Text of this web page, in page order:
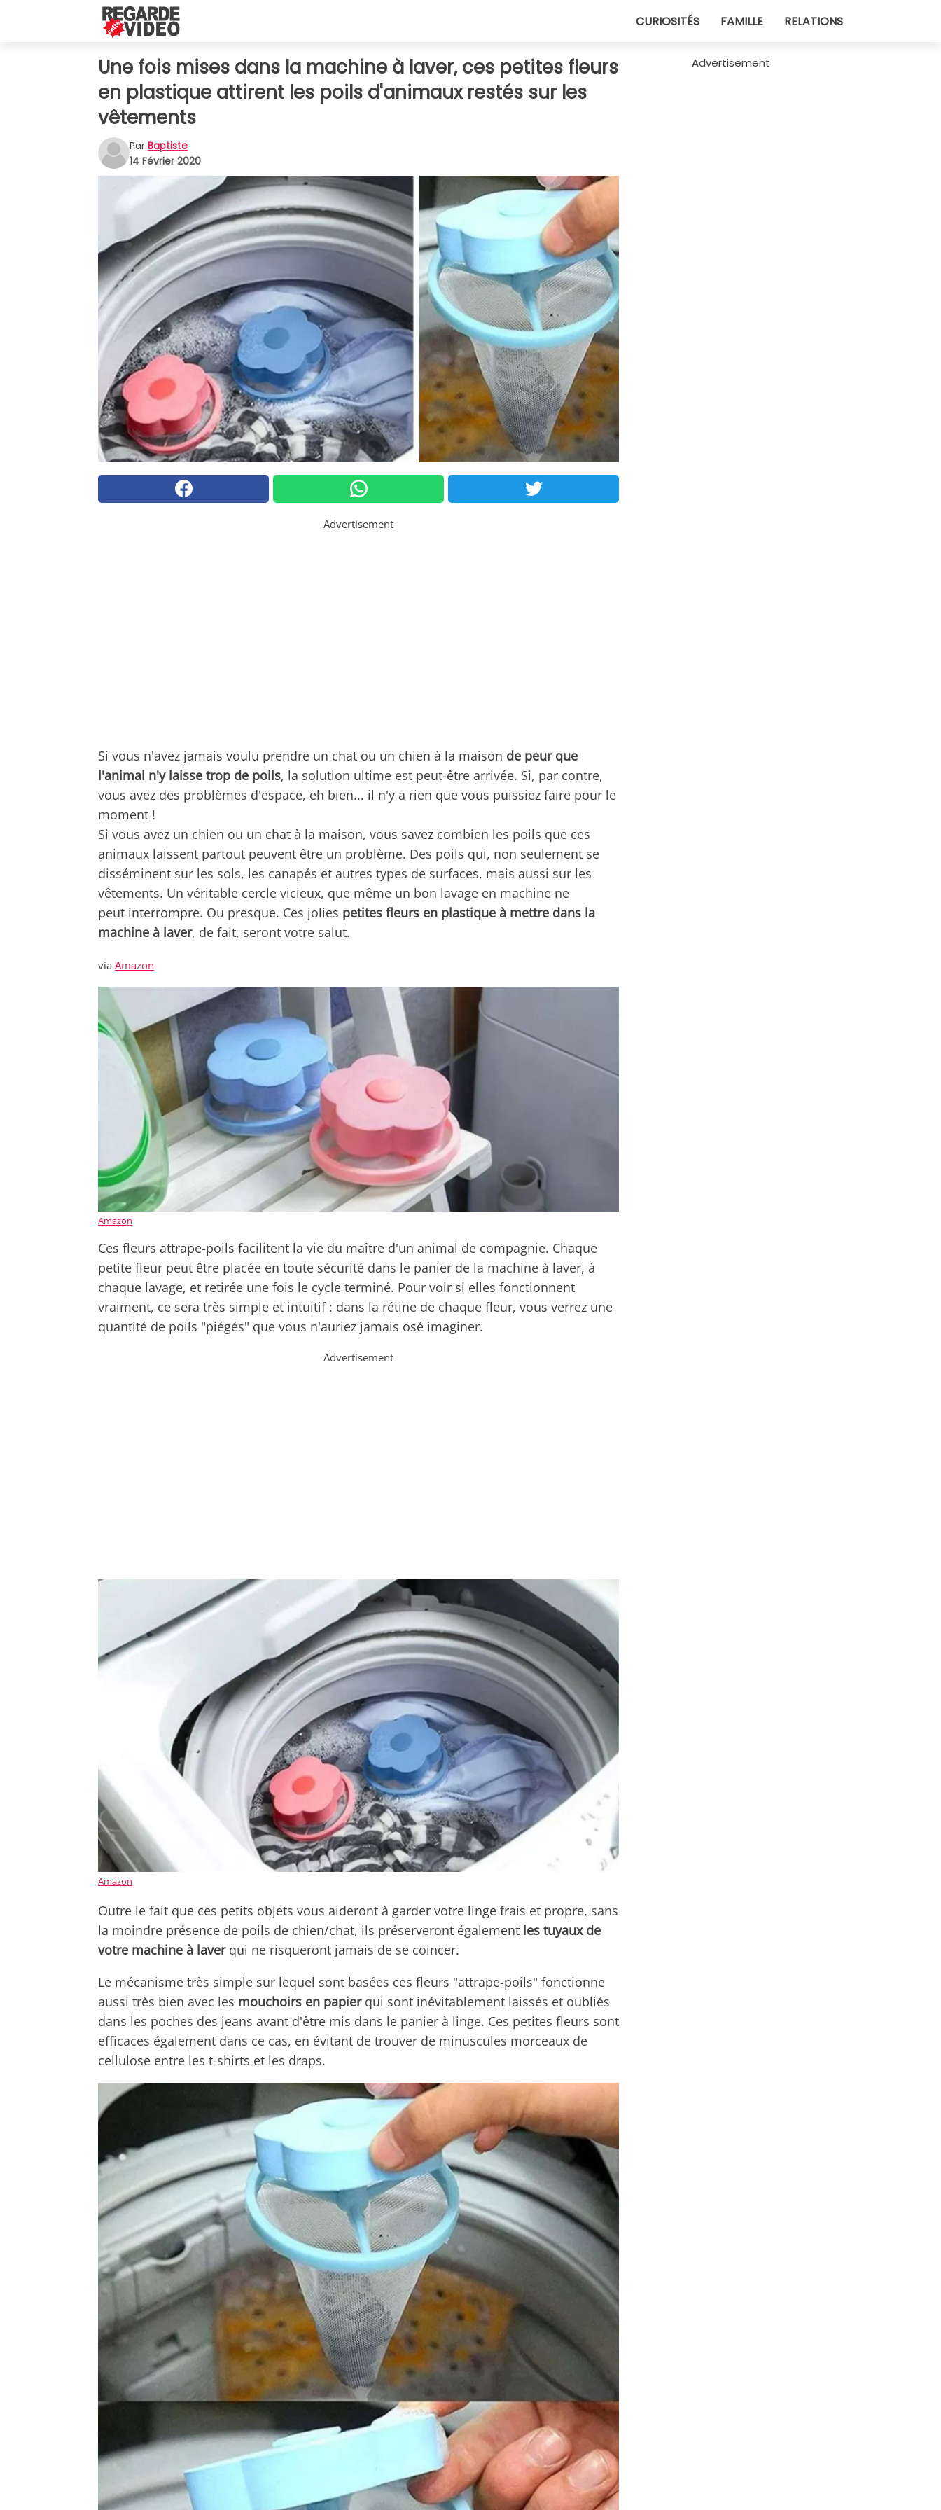
CURIOSITÉS FAMILLE RELATIONS
Une fois mises dans la machine à laver, ces petites fleurs
en plastique attirent les poils d'animaux restés sur les
vêtements
Par Baptiste
14 Février 2020
Advertisement
Si vous n'avez jamais voulu prendre un chat ou un chien à la maison de peur que
l'animal n'y laisse trop de poils, la solution ultime est peut-être arrivée. Si, par contre,
vous avez des problèmes d'espace, eh bien... il n'y a rien que vous puissiez faire pour le
moment !
Si vous avez un chien ou un chat à la maison, vous savez combien les poils que ces
animaux laissent partout peuvent être un problème. Des poils qui, non seulement se
disséminent sur les sols, les canapés et autres types de surfaces, mais aussi sur les
vêtements. Un véritable cercle vicieux, que même un bon lavage en machine ne
peut interrompre. Ou presque. Ces jolies petites fleurs en plastique à mettre dans la
machine à laver, de fait, seront votre salut.
via Amazon
Amazon
Ces fleurs attrape-poils facilitent la vie du maître d'un animal de compagnie. Chaque
petite fleur peut être placée en toute sécurité dans le panier de la machine à laver, à
chaque lavage, et retirée une fois le cycle terminé. Pour voir si elles fonctionnent
vraiment, ce sera très simple et intuitif : dans la rétine de chaque fleur, vous verrez une
quantité de poils "piégés" que vous n'auriez jamais osé imaginer.
Advertisement
Amazon
Outre le fait que ces petits objets vous aideront à garder votre linge frais et propre, sans
la moindre présence de poils de chien/chat, ils préserveront également les tuyaux de
votre machine à laverqui ne risqueront jamais de se coincer.
Le mécanisme très simple sur lequel sont basées ces fleurs "attrape-poils" fonctionne
aussi très bien avec les mouchoirs en papierqui sont inévitablement laissés et oubliés
dans les poches des jeans avant d'être mis dans le panier à linge. Ces petites fleurs sont
efficaces également dans ce cas, en évitant de trouver de minuscules morceaux de
cellulose entre les t-shirts et les draps.
Advertisement